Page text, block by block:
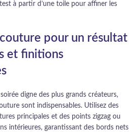
à partir d’une toile pour affiner les
couture pour un résultat
et finitions
digne des plus grands créateurs,
sont indispensables. Utilisez des
principales et des points zigzag ou
intérieures, garantissant des bords nets